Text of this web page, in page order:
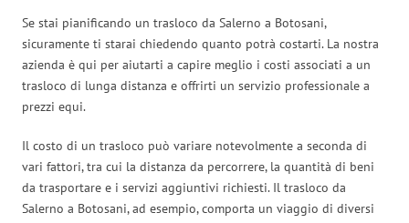
Se stai pianificando un trasloco da Salerno a Botosani,
sicuramente ti starai chiedendo quanto potrà costarti. La nostra
azienda è qui per aiutarti a capire meglio i costi associati a un
trasloco di lunga distanza e offrirti un servizio professionale a
prezzi equi.
Il costo di un trasloco può variare notevolmente a seconda di
vari fattori, tra cui la distanza da percorrere, la quantità di beni
da trasportare e i servizi aggiuntivi richiesti. Il trasloco da
Salerno a Botosani, ad esempio, comporta un viaggio di diversi